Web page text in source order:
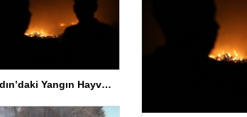
Aydın’daki Yangın Hayvan Tahliyesine Sebep Oldu